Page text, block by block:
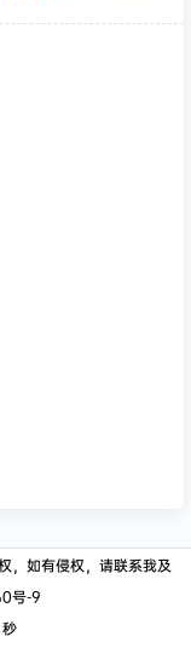
，如有侵权，请联系我及
号-9